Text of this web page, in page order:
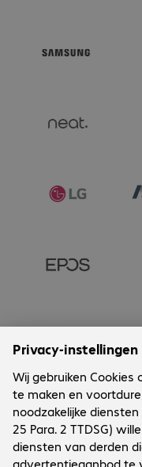
AC adapter
1 x power cable (region-
Onderneming